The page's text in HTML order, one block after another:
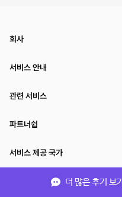
더 많은 후기 보기
회사
서비스 안내
관련 서비스
파트너쉽
서비스 제공 국가